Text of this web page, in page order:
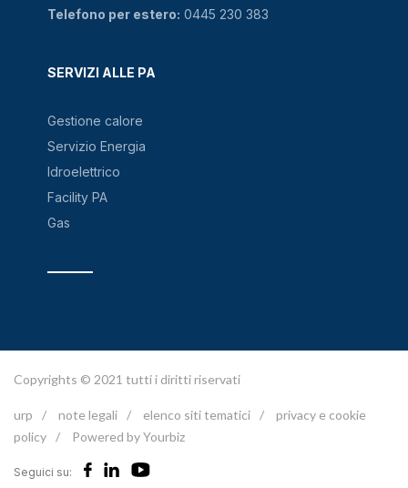
SERVIZI ALLE PA
Gestione calore
Servizio Energia
Idroelettrico
Facility PA
Gas
Telefono per estero: 0445 230 383
Copyrights © 2021 tutti i diritti riservati
urp / note legali / elenco siti tematici /
privacy e cookie
policy / Powered by Yourbiz
Seguici su: